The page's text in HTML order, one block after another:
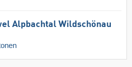
Alpbachtal Wildschönau